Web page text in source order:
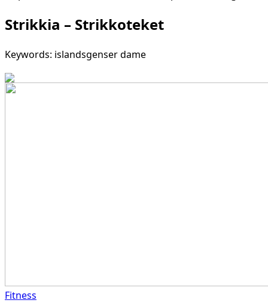
Strikkia – Strikkoteket
Keywords: islandsgenser dame
Fitness